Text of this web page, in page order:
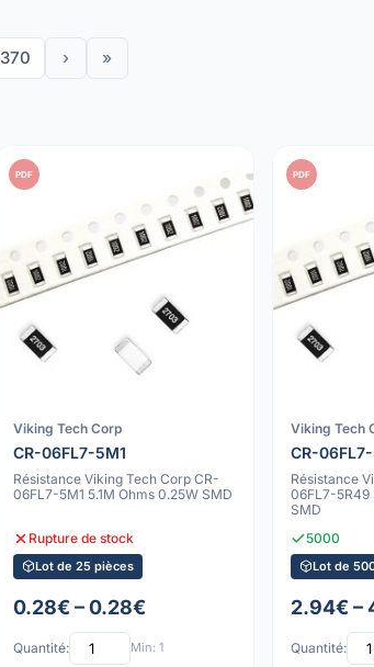
370 › »
PDF
Viking Tech Corp
CR-06FL7-5M1
Résistance Viking Tech Corp CR-
06FL7-5M1 5.1M Ohms 0.25W SMD
Rupture de stock
Lot de 25 pièces
0.28€ – 0.28€
Quantité: Min: 1
PDF
Viking Tech
CR-
Résistance
06FL7-5R49
SMD
5000
Lot de
2.94€ –
Quantité: